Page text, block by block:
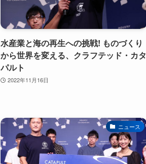
水産業と海の再生への挑戦! ものづくり
から世界を変える、クラフテッド・カタ
パルト
2022年11月16日
ニュース